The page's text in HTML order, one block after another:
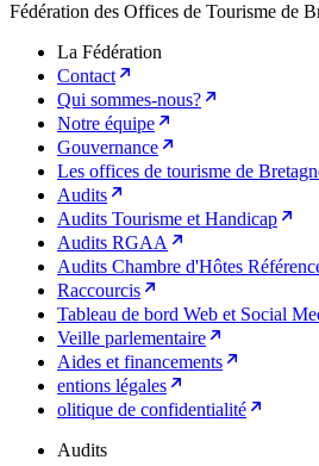
Fédération des Offices de Tourisme de
La Fédération
Contact
Qui sommes-nous?
Notre équipe
Gouvernance
Les offices de tourisme de
Audits
Audits Tourisme et Handicap
Audits RGAA
Audits Chambre d'Hôtes
Raccourcis
Tableau de bord Web et Social
Veille parlementaire
Aides et financements
entions légales
olitique de confidentialité
Audits